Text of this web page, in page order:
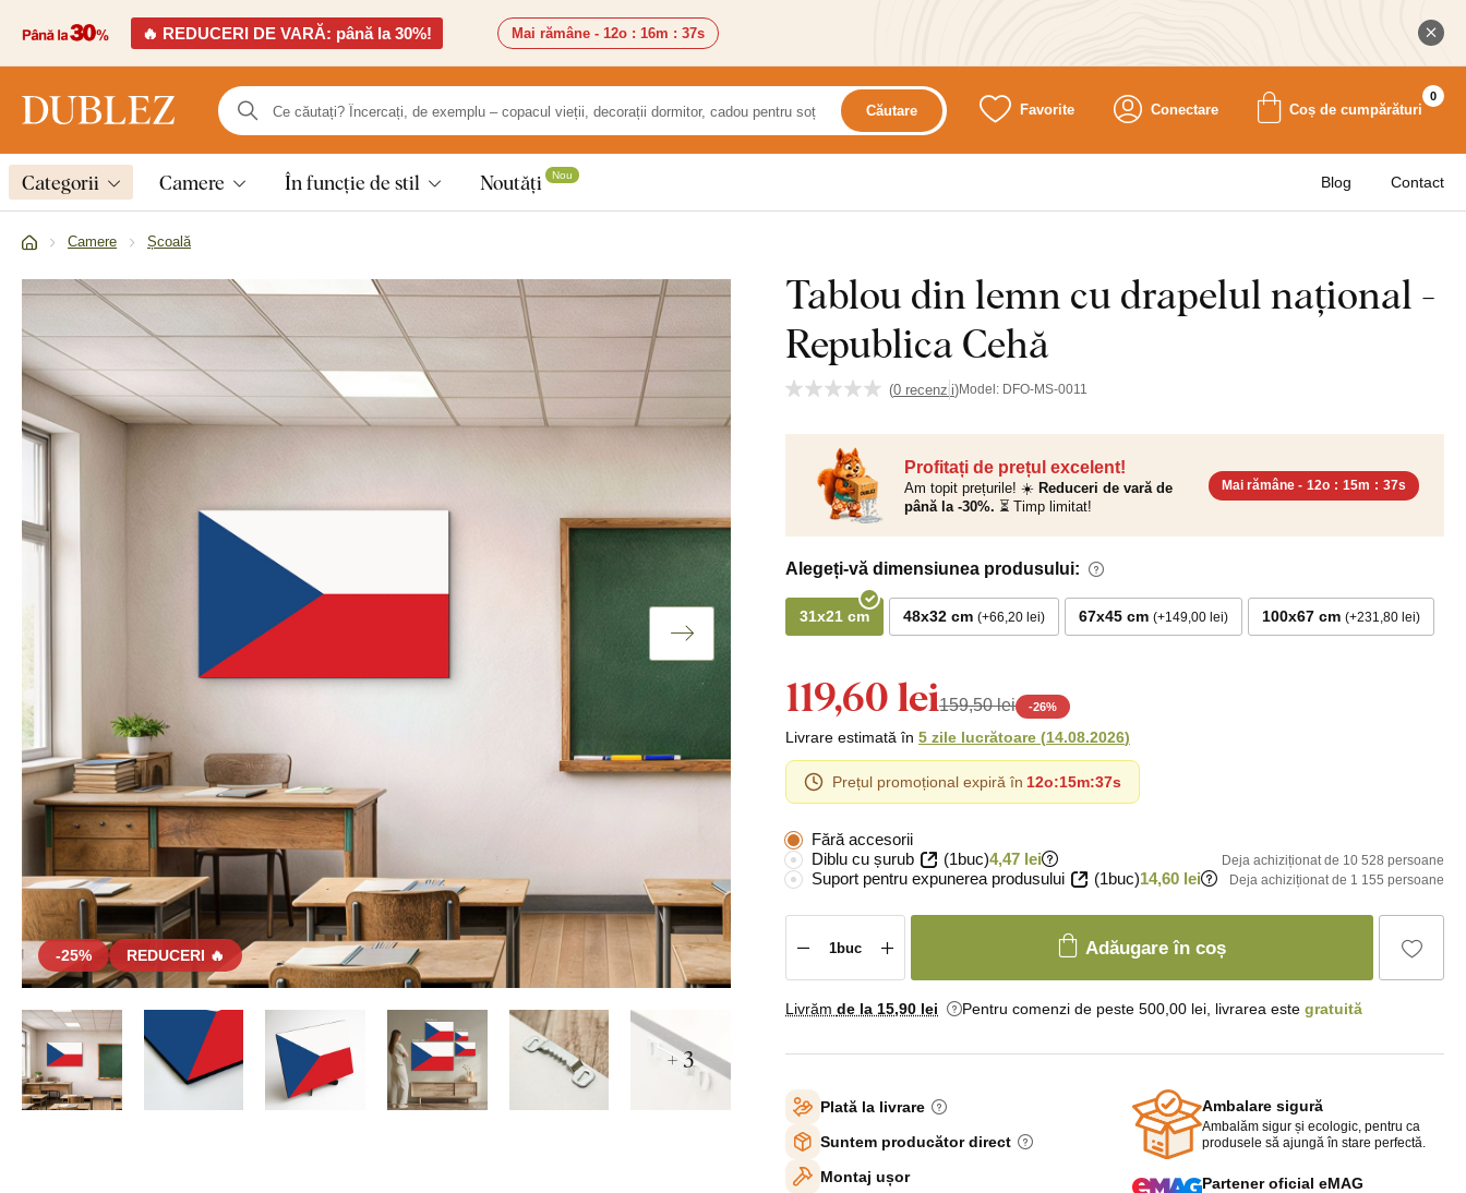
🔥 REDUCERI DE VARĂ: până la 30%! Mai rămâne - 12o : 16m : 35s
Căutare Favorite Conectare Coș de cumpărături
0
Categorii Camere În funcție de stil Noutăți Nou Blog Contact
Camere Școală
Tablou din lemn cu drapelul național -
Republica Cehă
(0 recenzii)Model: DFO-MS-0011
-25% REDUCERI 🔥
+ 3
Profitați de prețul excelent!
Am topit prețurile! ☀️ Reduceri de vară de
până la -30%. ⏳ Timp limitat!
Mai rămâne - 12o : 15m : 36s
Alegeți-vă dimensiunea produsului:
31x21 cm 48x32 cm +66,20 lei 67x45 cm +149,00 lei 100x67 cm +231,80 lei
119,60 lei159,50 lei -26%
Livrare estimată în 5 zile lucrătoare (14.08.2026)
Prețul promoțional expiră în 12o:15m:36s
Fără accesorii
Diblu cu șurub
(1buc)4,47 lei Deja achiziționat de 10 528 persoane
Suport pentru expunerea produsului (1buc)14,60 lei Deja achiziționat de 1 155 persoane
Adăugare în coș
Livrăm de la 15,90 lei Pentru comenzi de peste 500,00 lei, livrarea este gratuită
Plată la livrare
Suntem producător direct
Montaj ușor
Ambalare sigură
Ambalăm sigur și ecologic, pentru ca
produsele să ajungă în stare perfectă.
Partener oficial eMAG